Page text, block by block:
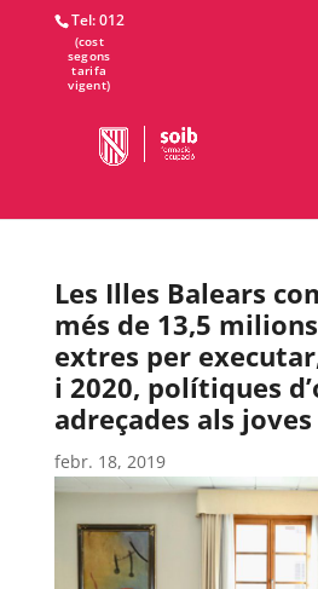
Tel: 012
Les Illes Balears
més de 13,5
extres per
i 2020, polítiques
adreçades als joves
febr. 18, 2019